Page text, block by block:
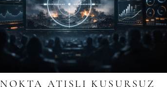
NOKTA ATIŞLI KUSURSUZ